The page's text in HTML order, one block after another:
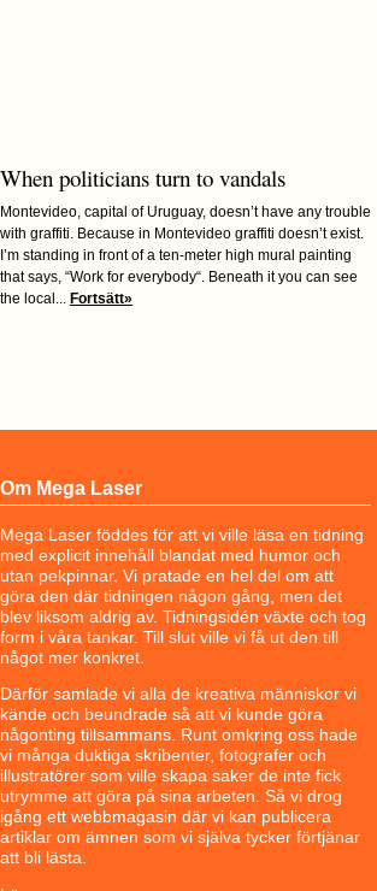
When politicians turn to vandals
Montevideo, capital of Uruguay, doesn’t have any trouble
with graffiti. Because in Montevideo graffiti doesn’t exist.
I’m standing in front of a ten-meter high mural painting
that says, “Work for everybody“. Beneath it you can see
the local... Fortsätt»
Om Mega Laser
Mega Laser föddes för att vi ville läsa en tidning
med explicit innehåll blandat med humor och
utan pekpinnar. Vi pratade en hel del om att
göra den där tidningen någon gång, men det
blev liksom aldrig av. Tidningsidén växte och tog
form i våra tankar. Till slut ville vi få ut den till
något mer konkret.
Därför samlade vi alla de kreativa människor vi
kände och beundrade så att vi kunde göra
någonting tillsammans. Runt omkring oss hade
vi många duktiga skribenter, fotografer och
illustratörer som ville skapa saker de inte fick
utrymme att göra på sina arbeten. Så vi drog
igång ett webbmagasin där vi kan publicera
artiklar om ämnen som vi själva tycker förtjänar
att bli lästa.